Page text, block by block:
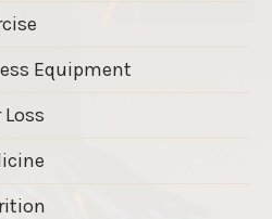
Equipment